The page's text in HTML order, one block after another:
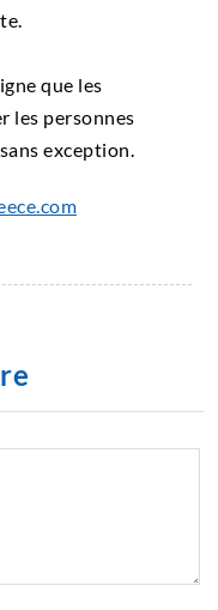
que les
les personnes
exception.